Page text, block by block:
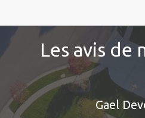
Les avis de
Gael